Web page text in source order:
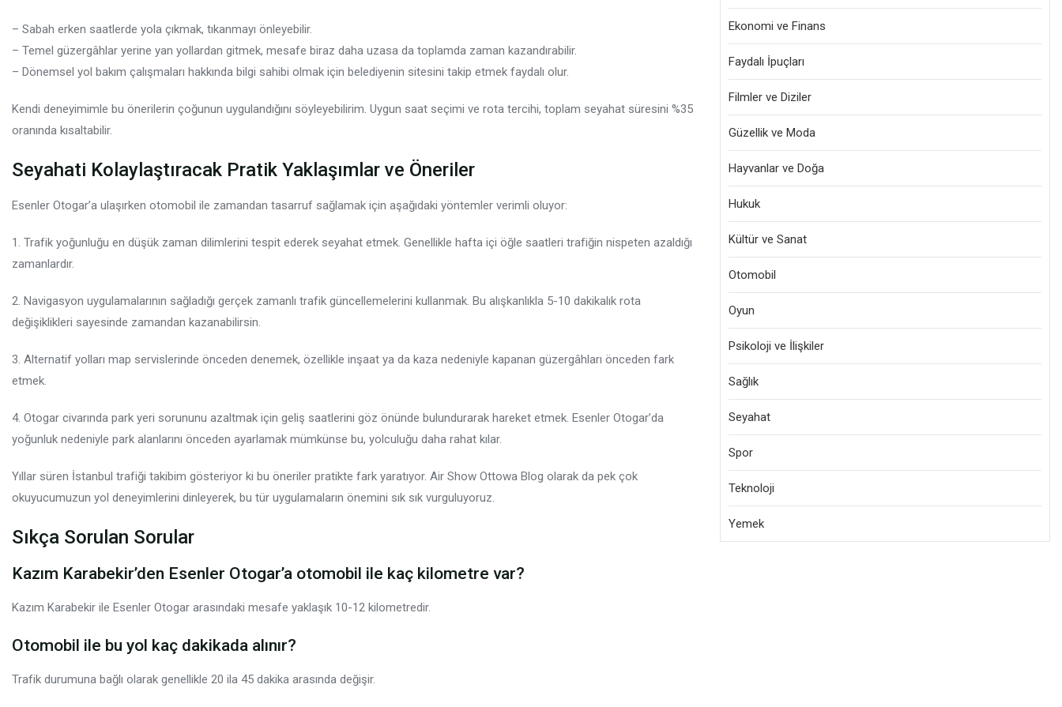
– Sabah erken saatlerde yola çıkmak, tıkanmayı önleyebilir.
– Temel güzergâhlar yerine yan yollardan gitmek, mesafe biraz daha uzasa da toplamda zaman kazandırabilir.
– Dönemsel yol bakım çalışmaları hakkında bilgi sahibi olmak için belediyenin sitesini takip etmek faydalı olur.
Kendi deneyimimle bu önerilerin çoğunun uygulandığını söyleyebilirim. Uygun saat seçimi ve rota tercihi, toplam seyahat süresini %35
oranında kısaltabilir.
Seyahati Kolaylaştıracak Pratik Yaklaşımlar ve Öneriler
Esenler Otogar’a ulaşırken otomobil ile zamandan tasarruf sağlamak için aşağıdaki yöntemler verimli oluyor:
1. Trafik yoğunluğu en düşük zaman dilimlerini tespit ederek seyahat etmek. Genellikle hafta içi öğle saatleri trafiğin nispeten azaldığı
zamanlardır.
2. Navigasyon uygulamalarının sağladığı gerçek zamanlı trafik güncellemelerini kullanmak. Bu alışkanlıkla 5-10 dakikalık rota
değişiklikleri sayesinde zamandan kazanabilirsin.
3. Alternatif yolları map servislerinde önceden denemek, özellikle inşaat ya da kaza nedeniyle kapanan güzergâhları önceden fark
etmek.
4. Otogar civarında park yeri sorununu azaltmak için geliş saatlerini göz önünde bulundurarak hareket etmek. Esenler Otogar’da
yoğunluk nedeniyle park alanlarını önceden ayarlamak mümkünse bu, yolculuğu daha rahat kılar.
Yıllar süren İstanbul trafiği takibim gösteriyor ki bu öneriler pratikte fark yaratıyor. Air Show Ottowa Blog olarak da pek çok
okuyucumuzun yol deneyimlerini dinleyerek, bu tür uygulamaların önemini sık sık vurguluyoruz.
Sıkça Sorulan Sorular
Kazım Karabekir’den Esenler Otogar’a otomobil ile kaç kilometre var?
Kazım Karabekir ile Esenler Otogar arasındaki mesafe yaklaşık 10-12 kilometredir.
Otomobil ile bu yol kaç dakikada alınır?
Trafik durumuna bağlı olarak genellikle 20 ila 45 dakika arasında değişir.
Ekonomi ve Finans
Faydalı İpuçları
Filmler ve Diziler
Güzellik ve Moda
Hayvanlar ve Doğa
Hukuk
Kültür ve Sanat
Otomobil
Oyun
Psikoloji ve İlişkiler
Sağlık
Seyahat
Spor
Teknoloji
Yemek